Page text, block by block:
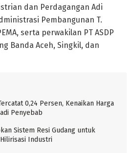
dan Perdagangan Adi
Pembangunan T.
serta perwakilan PT ASDP
Banda Aceh, Singkil, dan
0,24 Persen, Kenaikan Harga
Penyebab
Sistem Resi Gudang untuk
Industri